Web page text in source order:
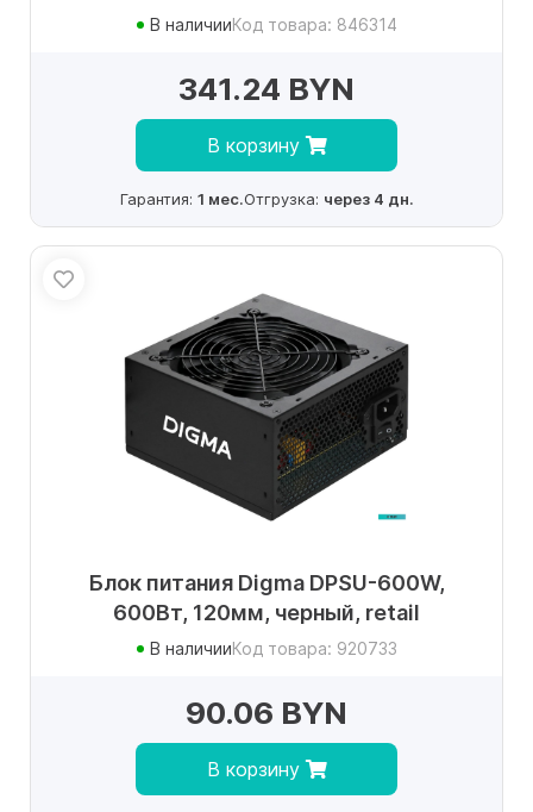
В наличииКод товара: 846314
341.24 BYN
В корзину
Гарантия: 1 мес.Отгрузка: через 4 дн.
Блок питания Digma DPSU-600W,
600Вт, 120мм, черный, retail
В наличииКод товара: 920733
90.06 BYN
В корзину